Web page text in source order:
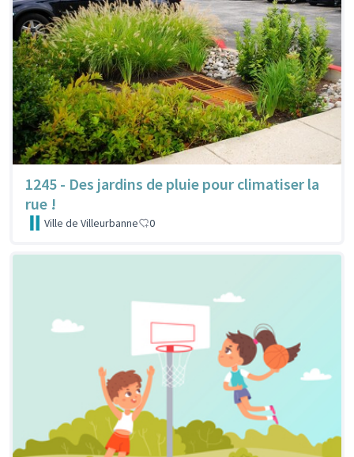
1245 - Des jardins de pluie pour climatiser la
rue !
Ville de Villeurbanne 0